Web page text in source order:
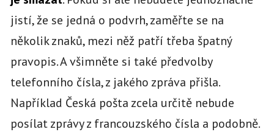
jistí, že se jedná o podvrh, zaměřte se na
několik znaků, mezi něž patří třeba špatný
pravopis. A všimněte si také předvolby
telefonního čísla, z jakého zpráva přišla.
Například Česká pošta zcela určitě nebude
posílat zprávy z francouzského čísla a podobně.